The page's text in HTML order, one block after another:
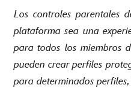
Los controles parentales
plataforma sea una
para todos los miembros
pueden crear perfiles
para determinados